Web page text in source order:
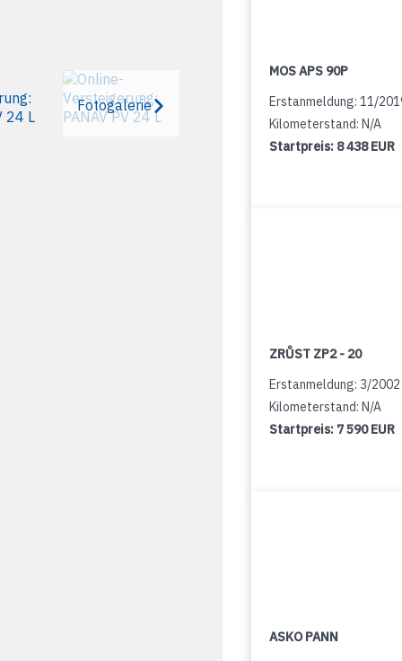
Fotogalerie
MOS APS 90P
Erstanmeldung: 11/
Kilometerstand: N/A
Startpreis: 8 438 EUR
ZRŮST ZP2 - 20
Erstanmeldung: 3/2002
Kilometerstand: N/A
Startpreis: 7 590 EUR
ASKO PANN